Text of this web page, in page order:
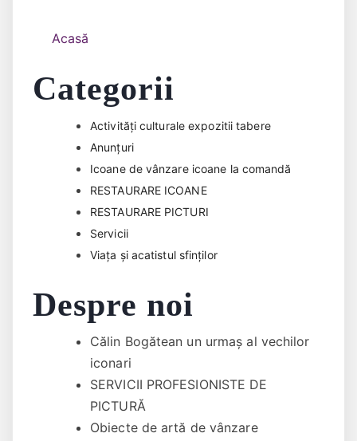
Acasă
Categorii
Activități culturale expozitii tabere
Anunțuri
Icoane de vânzare icoane la comandă
RESTAURARE ICOANE
RESTAURARE PICTURI
Servicii
Viața și acatistul sfinților
Despre noi
Călin Bogătean un urmaş al vechilor
iconari
SERVICII PROFESIONISTE DE
PICTURĂ
Obiecte de artă de vânzare